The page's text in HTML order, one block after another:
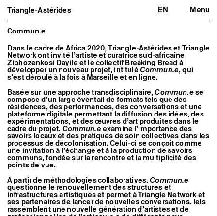
Triangle-Astérides EN Menu
Triangle-Astérides
Centre d’art contemporain
et résidence internationale d'artistes
Fermer
Présentation
À propos
Équipe et gouvernance
Partenaires et réseaux
Formation professionnelle
Adhérer / nous soutenir
Rapports d'activité
Informations pratiques
Programmation
Agenda : en cours et à venir
Expositions
Événements
Programmation éditoriale
Publics associés
Les Nouveaux Commanditaires
Artistes résident·es et associé·es
Commun.e
Dans le cadre de Africa 2020, Triangle-Astérides et Triangle
Network ont invité l’artiste et curatrice sud-africaine
Ziphozenkosi Dayile et le collectif Breaking Bread à
développer un nouveau projet, intituléCommun.e, qui
s’est déroulé à la fois à Marseille et en ligne.
Basée sur une approche transdisciplinaire,Commun.ese
compose d’un large éventail de formats tels que des
résidences, des performances, des conversations et une
plateforme digitale permettant la diffusion des idées, des
expérimentations, et des œuvres d’art produites dans le
cadre du projet.Commun.eexamine l’importance des
savoirs locaux et des pratiques de soin collectives dans les
processus de décolonisation. Celui-ci se conçoit comme
une invitation à l’échange et à la production de savoirs
communs, fondée sur la rencontre et la multiplicité des
points de vue.
A partir de méthodologies collaboratives,Commun.e
questionne le renouvellement des structures et
infrastructures artistiques et permet à Triangle Network et
ses partenaires de lancer de nouvelles conversations. Iels
rassemblent une nouvelle génération d’artistes et de